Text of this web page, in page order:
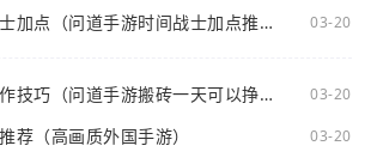
加点（问道手游时间战士加点推
03-20
技巧（问道手游搬砖一天可以挣多
03-20
荐（高画质外国手游） 03-20